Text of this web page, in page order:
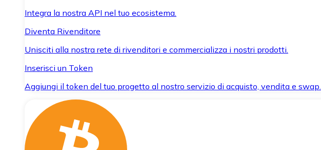
Integra la nostra API nel tuo ecosistema.
Diventa Rivenditore
Unisciti alla nostra rete di rivenditori e commercializza i nostri prodotti.
Inserisci un Token
Aggiungi il token del tuo progetto al nostro servizio di acquisto, vendita e swap.